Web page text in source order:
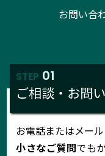
お問い合
STEP 01
ご相談・お問
お電話またはメー
小さなご質問でも